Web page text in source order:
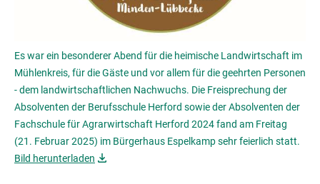
Es war ein besonderer Abend für die heimische Landwirtschaft im
Mühlenkreis, für die Gäste und vor allem für die geehrten Personen
- dem landwirtschaftlichen Nachwuchs. Die Freisprechung der
Absolventen der Berufsschule Herford sowie der Absolventen der
Fachschule für Agrarwirtschaft Herford 2024 fand am Freitag
(21. Februar 2025) im Bürgerhaus Espelkamp sehr feierlich statt.
Bild herunterladen